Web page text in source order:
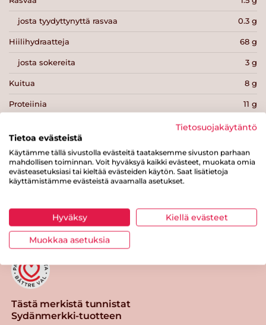
josta tyydyttynyttä rasvaa 0.3 g
Hiilihydraatteja 68 g
josta sokereita 3 g
Kuitua 8 g
Proteiinia 11 g
0.1 g
Tästä merkistä tunnistat
Sydänmerkki-tuotteen
Tietosuojakäytäntö
Tietoa evästeistä
Käytämme tällä sivustolla evästeitä taataksemme sivuston parhaan
mahdollisen toiminnan. Voit hyväksyä kaikki evästeet, muokata omia
evästeasetuksiasi tai kieltää evästeiden käytön. Saat lisätietoja
käyttämistämme evästeistä avaamalla asetukset.
Hyväksy Kiellä evästeet
Muokkaa asetuksia